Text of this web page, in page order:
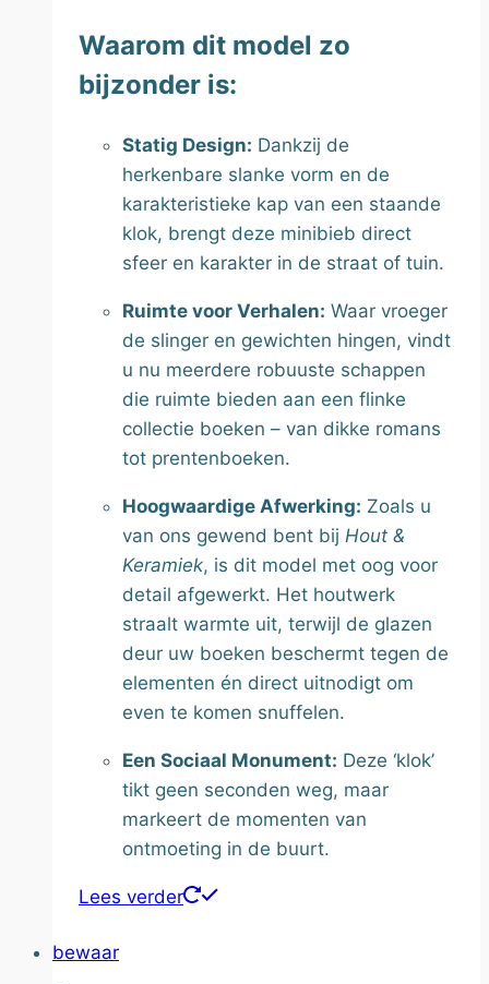
Waarom dit model zo
bijzonder is:
Statig Design: Dankzij de
herkenbare slanke vorm en de
karakteristieke kap van een staande
klok, brengt deze minibieb direct
sfeer en karakter in de straat of tuin.
Ruimte voor Verhalen: Waar vroeger
de slinger en gewichten hingen, vindt
u nu meerdere robuuste schappen
die ruimte bieden aan een flinke
collectie boeken – van dikke romans
tot prentenboeken.
Hoogwaardige Afwerking: Zoals u
van ons gewend bent bij Hout &
Keramiek, is dit model met oog voor
detail afgewerkt. Het houtwerk
straalt warmte uit, terwijl de glazen
deur uw boeken beschermt tegen de
elementen én direct uitnodigt om
even te komen snuffelen.
Een Sociaal Monument: Deze ‘klok’
tikt geen seconden weg, maar
markeert de momenten van
ontmoeting in de buurt.
Lees verder
bewaar